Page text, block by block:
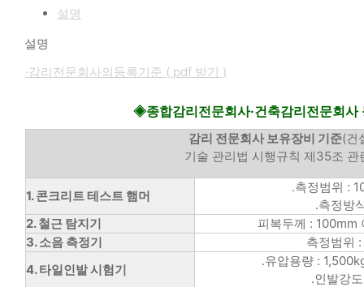
설명
설명
·감리전문회사의등록기준 ( pdf 받기 )
◈종합감리전문회사·건축감리전문회
감리 전문회사 보유장비 기준(건
기술 관리법 시행규칙 제35조 관
1. 콘크리트 테스트 햄머
.측정범위 :
.측정방
2. 철근 탐지기
피복두께 : 100mm
3. 소음 측정기
측정범위
4. 타일인발 시험기
.유압용량 :
.인발강